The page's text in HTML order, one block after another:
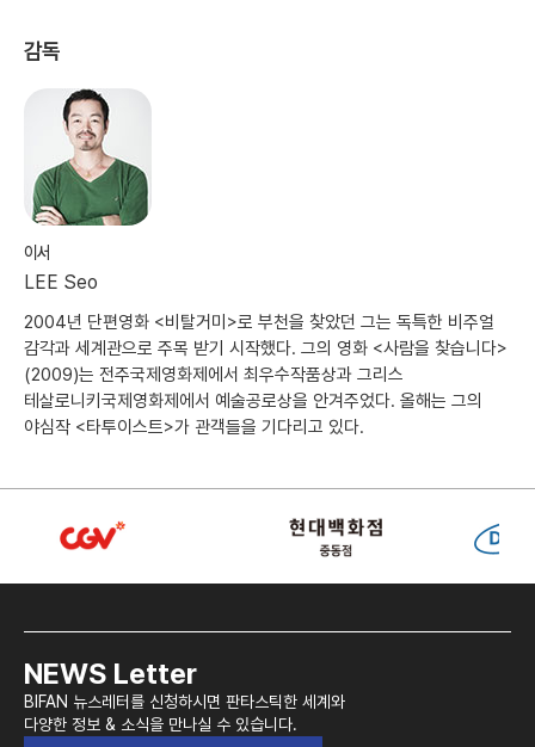
감독
이서
LEE Seo
2004년 단편영화 <비탈거미>로 부천을 찾았던 그는 독특한 비주얼
감각과 세계관으로 주목 받기 시작했다. 그의 영화 <사람을 찾습니다>
(2009)는 전주국제영화제에서 최우수작품상과 그리스
테살로니키국제영화제에서 예술공로상을 안겨주었다. 올해는 그의
야심작 <타투이스트>가 관객들을 기다리고 있다.
NEWS Letter
BIFAN 뉴스레터를 신청하시면 판타스틱한 세계와
다양한 정보 & 소식을 만나실 수 있습니다.